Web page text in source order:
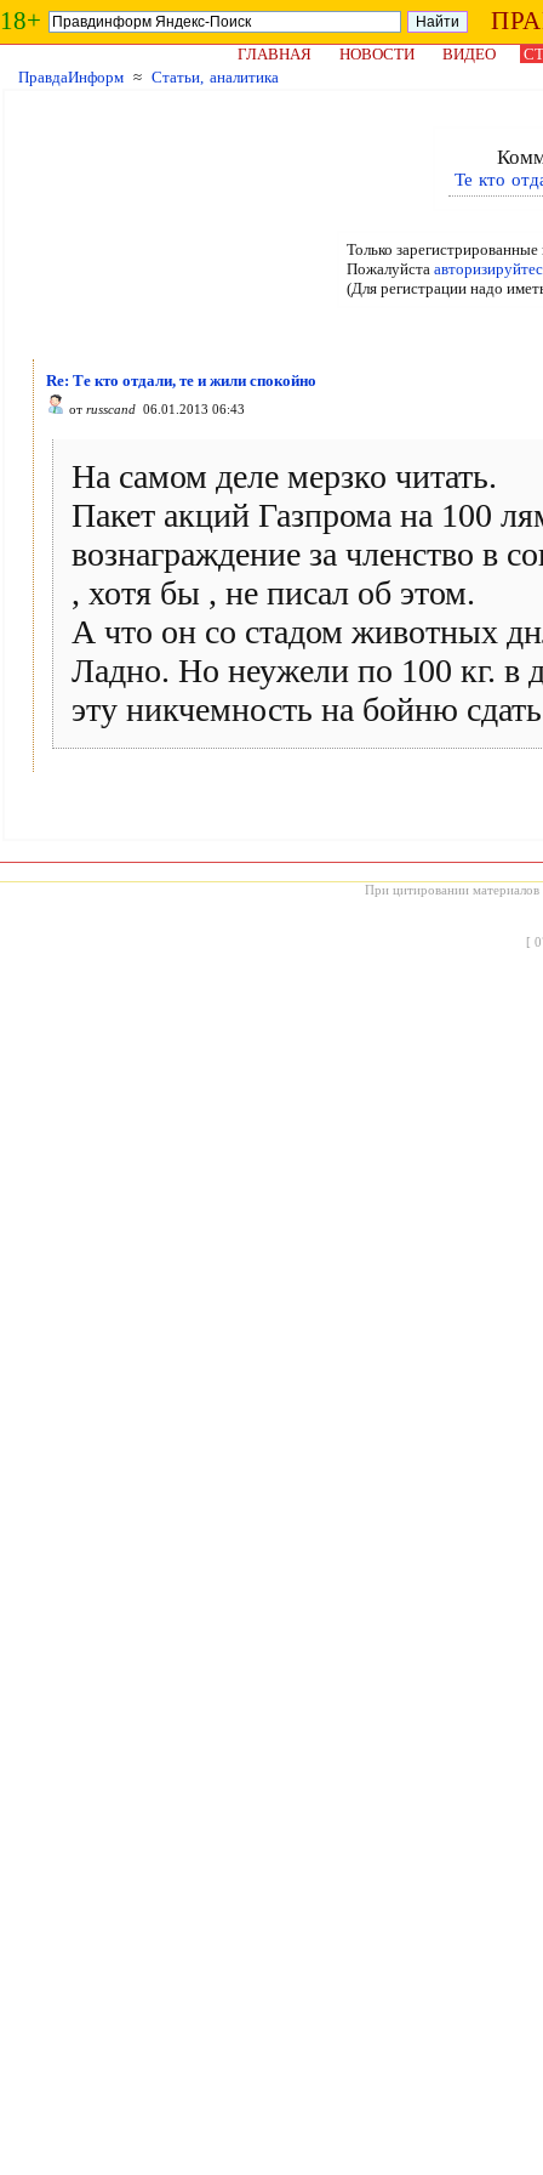
18+
ГЛАВНАЯ НОВОСТИ ВИДЕО
ПравдаИнформ ≈ Статьи, аналитика
Те кто
Только
Пожалуйста
(Для регистрации надо
Re: Те кто отдали, те и жили спокойно
от russcand 06.01.2013 06:43
На самом деле мерзко читать.
Пакет акций Газпрома на 100
вознаграждение за членство в
, хотя бы , не писал об этом.
А что он со стадом животных
Ладно. Но неужели по 100 кг. в
эту никчемность на бойню
При цитировании материалов
[